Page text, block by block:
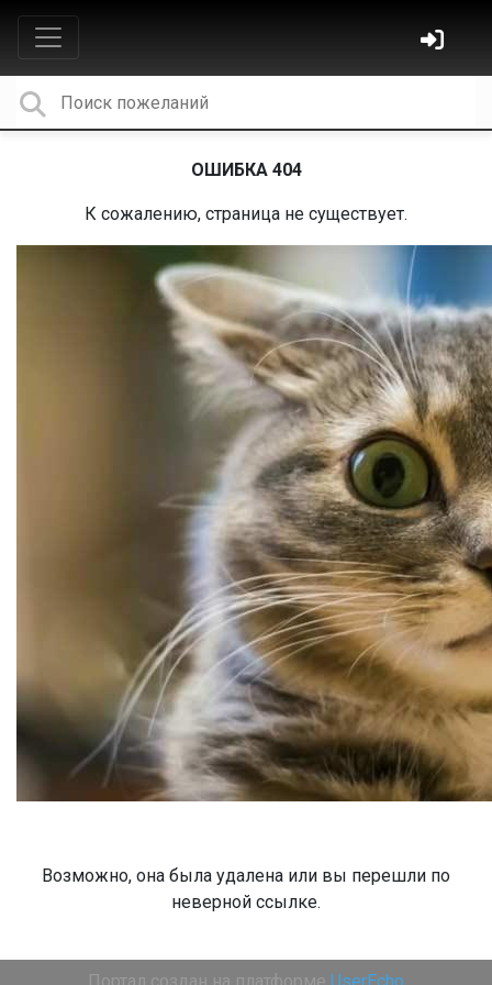
ОШИБКА 404
К сожалению, страница не существует.
Возможно, она была удалена или вы перешли по
неверной ссылке.